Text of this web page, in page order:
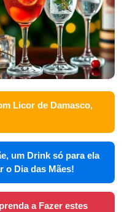
Licor de Damasco,
um Drink só para ela
o Dia das Mães!
a Fazer estes